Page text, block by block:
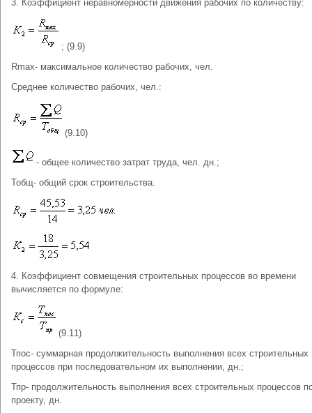
3. Коэффициент неравномерности движения рабочих по количеству:
; (9.9)
Rmax- максимальное количество рабочих, чел.
Среднее количество рабочих, чел.:
(9.10)
- общее количество затрат труда, чел. дн.;
Тобщ- общий срок строительства.
4. Коэффициент совмещения строительных процессов во времени
вычисляется по формуле:
(9.11)
Тпос- суммарная продолжительность выполнения всех строительных
процессов при последовательном их выполнении, дн.;
Тпр- продолжительность выполнения всех строительных процессов
проекту, дн.